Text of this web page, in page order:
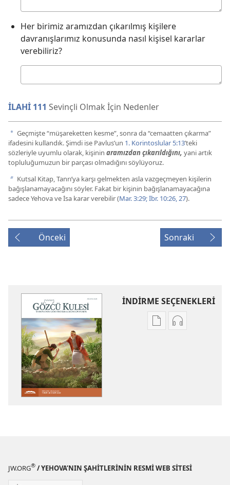
Her birimiz aramızdan çıkarılmış kişilere
davranışlarımız konusunda nasıl kişisel kararlar
verebiliriz?
İLAHİ 111 Sevinçli Olmak İçin Nedenler
a Geçmişte “müşareketten kesme”, sonra da “cemaatten çıkarma”
ifadesini kullandık. Şimdi ise Pavlus’un 1. Korintoslular 5:13’teki
sözleriyle uyumlu olarak, kişinin aramızdan çıkarıldığını, yani artık
topluluğumuzun bir parçası olmadığını söylüyoruz.
b Kutsal Kitap, Tanrı’ya karşı gelmekten asla vazgeçmeyen kişilerin
bağışlanamayacağını söyler. Fakat bir kişinin bağışlanamayacağına
sadece Yehova ve İsa karar verebilir (Mar. 3:29;İbr. 10:26, 27).
Önceki Sonraki
İNDİRME SEÇENEKLERİ
DijitalSes
JW.ORG® / YEHOVA’NIN ŞAHİTLERİNİN RESMİ WEB SİTESİ